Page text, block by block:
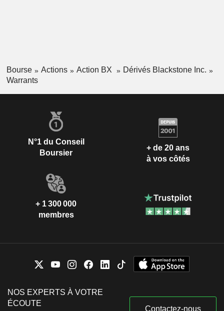
Bourse Actions Action BX
Dérivés Blackstone Inc.
Warrants
N°1 du Conseil
Boursier
+ de 20 ans
à vos côtés
+ 1 300 000
membres
NOS EXPERTS À VOTRE
ÉCOUTE
Contactez-nous